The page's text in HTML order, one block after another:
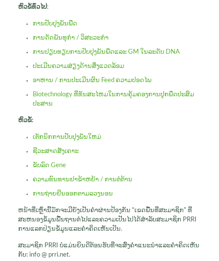
ຫົວຂໍ້ທົ່ວໄປ:
ການ​ປັບ​ປຸງ​ພັນ​ພືດ
ການດັດພັນທຸກໍາ / ວິສະວະກໍາ
ການປຽບທຽບການປັບປຸງພັນພືດແລະ GM ໃນລະດັບ DNA
ປະເມີນຄວາມສ່ຽງດ້ານສິ່ງແວດລ້ອມ
ອາຫານ / ການປະເມີນຜົນ Feed ຄວາມປອດໄພ
Biotechnology ທີ່ທັນສະໄຫມໃນການຄຸ້ມຄອງການປູກພືດປະສົມ
ປະສານ
ຫົວຂໍ້:
ເຕັກນິກການປັບປຸງພັນໃຫມ່
ຊີ​ວະ​ສາດ​ສັງ​ເຄາະ
ຂັບລົດ Gene
ຄວາມທົນທານຢາຂ້າຫຍ້າ / ການຕໍ່ຕ້ານ
ການຖ່າຍຍີນອອກຕາມລວງນອນ
ຫນ້າທີ່ເຫຼົ່ານີ້ມັກຈະມີຍັງເປັນຄໍາຜ່ານປ້ອງກັນ “ເຂດພື້ນທີ່ສະມາຊິກ” ທີ່
ສະຫນອງຂໍ້ມູນພື້ນຖານຕໍ່ໄປແລະຄວາມເປັນໄປໄດ້ສໍາລັບສະມາຊິກ PRRI
ການແລກປ່ຽນຂໍ້ມູນແລະຄໍາຄິດເຫັນເປັນ.
ສະມາຊິກ PRRI ບໍ່ແມ່ນຍິນດີຕ້ອນຮັບທີ່ຈະສົ່ງຄໍາແນະນໍາແລະຄໍາຄິດເຫັນ
ກັບ: info @ prri.net.